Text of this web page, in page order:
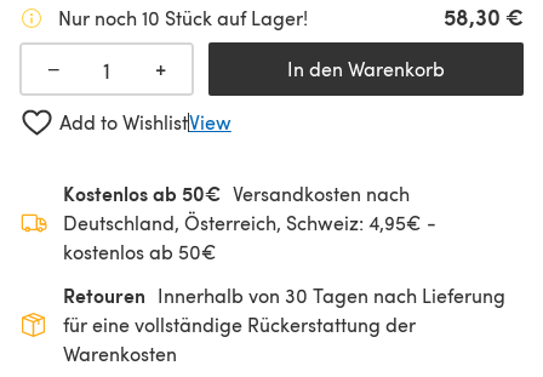
Nur noch 10 Stück auf Lager!
58,30 €
−
+ In den Warenkorb
Add to WishlistView
Kostenlos ab 50€ Versandkosten nach
Deutschland, Österreich, Schweiz: 4,95€ -
kostenlos ab 50€
Retouren Innerhalb von 30 Tagen nach Lieferung
für eine vollständige Rückerstattung der
Warenkosten